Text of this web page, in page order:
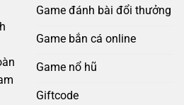
Game đánh bài đổi thưởng
Game bắn cá online
Game nổ hũ
Giftcode